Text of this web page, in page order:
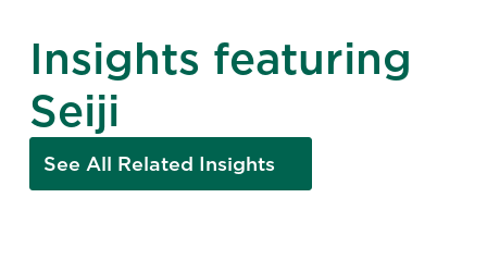
Insights featuring
Seiji
See All Related Insights